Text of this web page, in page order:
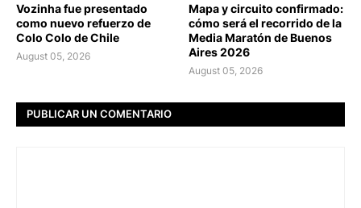
Vozinha fue presentado
como nuevo refuerzo de
Colo Colo de Chile
August 05, 2026
Mapa y circuito confirmado:
cómo será el recorrido de la
Media Maratón de Buenos
Aires 2026
August 05, 2026
PUBLICAR UN COMENTARIO